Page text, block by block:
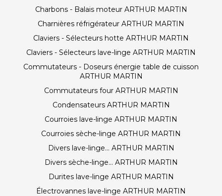
Charbons - Balais moteur ARTHUR MARTIN
Charnières réfrigérateur ARTHUR MARTIN
Claviers - Sélecteurs hotte ARTHUR MARTIN
Claviers - Sélecteurs lave-linge ARTHUR MARTIN
Commutateurs - Doseurs énergie table de cuisson
ARTHUR MARTIN
Commutateurs four ARTHUR MARTIN
Condensateurs ARTHUR MARTIN
Courroies lave-linge ARTHUR MARTIN
Courroies sèche-linge ARTHUR MARTIN
Divers lave-linge... ARTHUR MARTIN
Divers sèche-linge... ARTHUR MARTIN
Durites lave-linge ARTHUR MARTIN
Électrovannes lave-linge ARTHUR MARTIN